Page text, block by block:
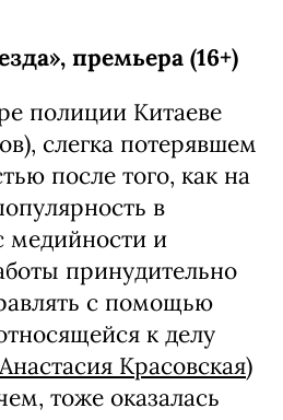
премьера (16+)
полиции Китаеве
слегка потерявшем
после того, как на
в
медийности и
принудительно
с помощью
к делу
Анастасия Красовская)
тоже оказалась